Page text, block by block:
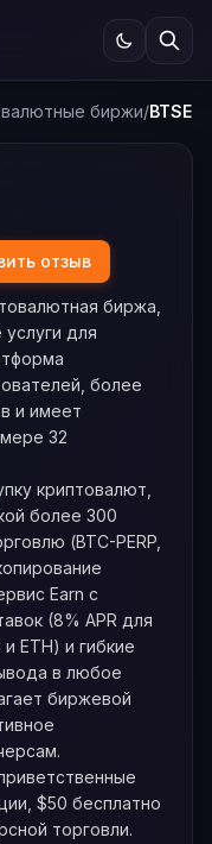
биржи/BTSE
отзыв
биржа,
для
более
и имеет
32
криптовалют,
более 300
(BTC-PERP,
Earn с
(8% APR для
ETH) и гибкие
в любое
биржевой
$50 бесплатно
торговли.